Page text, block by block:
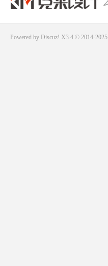
Powered by Discuz! X3.4 © 2014-2025